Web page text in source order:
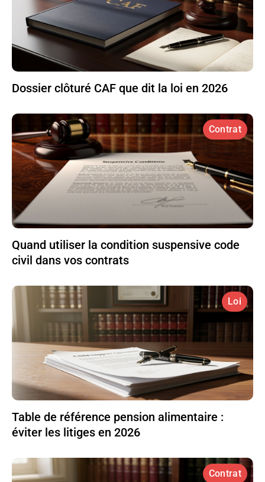
Dossier clôturé CAF que dit la loi en 2026
Contrat
Quand utiliser la condition suspensive code
civil dans vos contrats
Loi
Table de référence pension alimentaire :
éviter les litiges en 2026
Contrat